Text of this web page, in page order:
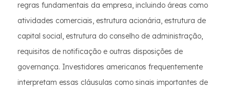
regras fundamentais da empresa, incluindo áreas como
atividades comerciais, estrutura acionária, estrutura de
capital social, estrutura do conselho de administração,
requisitos de notificação e outras disposições de
governança. Investidores americanos frequentemente
interpretam essas cláusulas como sinais importantes de